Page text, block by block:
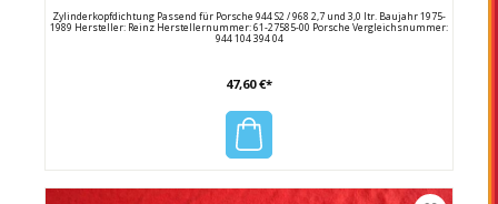
Zylinderkopfdichtung Passend für Porsche 944 S2 / 968 2,7 und 3,0 ltr. Baujahr 1975-
1989 Hersteller: Reinz Herstellernummer: 61-27585-00 Porsche Vergleichsnummer:
944 104 394 04
47,60 €*